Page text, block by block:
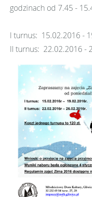
godzinach od 7.45 -
I turnus: 15.02.2016 -
II turnus: 22.02.2016 -